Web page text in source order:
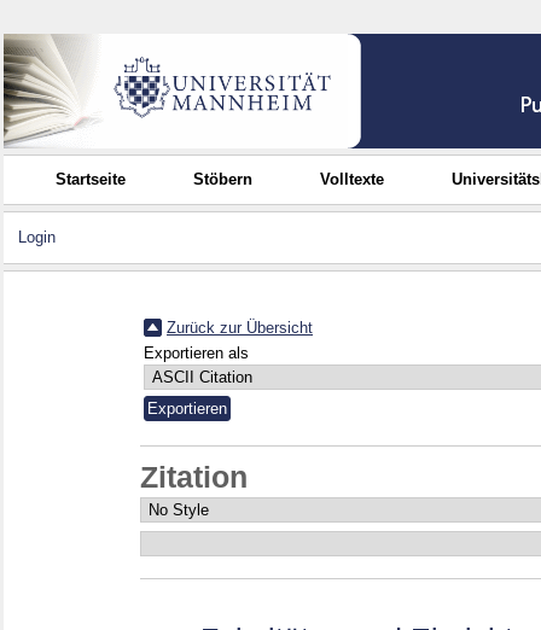
Startseite Stöbern Volltexte
Login
Zurück zur Übersicht
Exportieren als
Zitation